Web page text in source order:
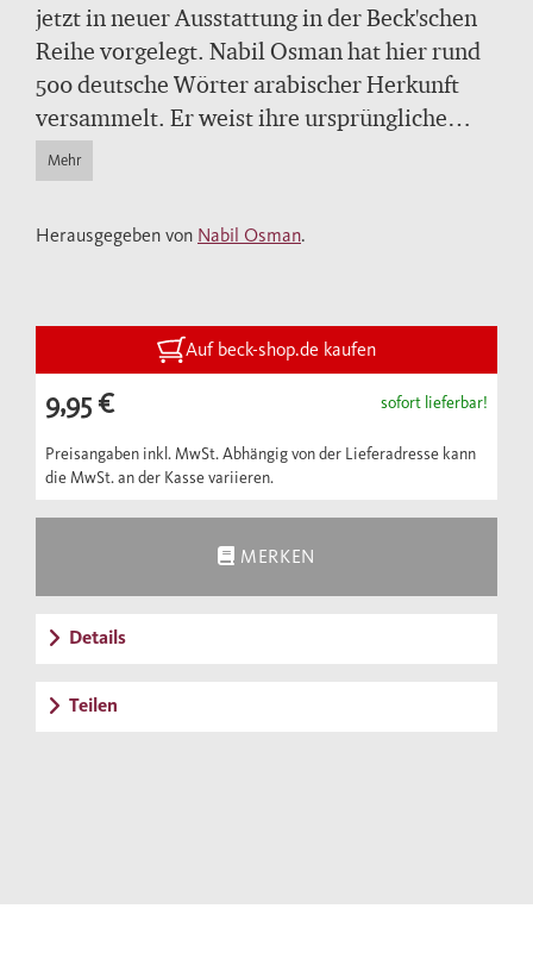
jetzt in neuer Ausstattung in der Beck'schen
Reihe vorgelegt. Nabil Osman hat hier rund
500 deutsche Wörter arabischer Herkunft
versammelt. Er weist ihre ursprüngliche
arabische Bezeichnung nach, erläutert sie
und erzählt ihre - oft abenteuerliche -
der Ausbreitung der arabischen Kultur - von
Sprachschatz verschwunden, andere blieben
Goethes "West-östlichem Diwan", bei
Rückert, Schlegel und Platon - und haben
nicht selten über diese Dichtungen wieder
Eingang in unsere Sprache gefunden.
Mehr
Herausgegeben von Nabil Osman.
Auf beck-shop.de kaufen
9,95 € sofort lieferbar!
Preisangaben inkl. MwSt. Abhängig von der Lieferadresse kann
die MwSt. an der Kasse variieren.
MERKEN
Details
Teilen